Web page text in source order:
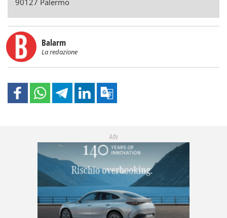
90127 Palermo
Balarm
La redazione
Adv